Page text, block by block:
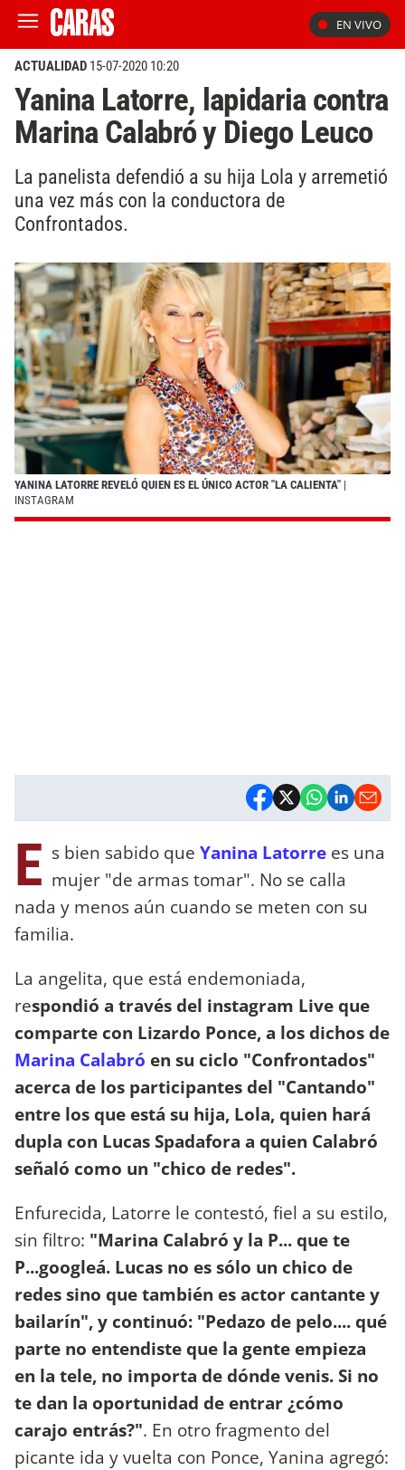
EN VIVO
ACTUALIDAD 15-07-2020 10:20
Yanina Latorre, lapidaria contra
Marina Calabró y Diego Leuco
La panelista defendió a su hija Lola y arremetió
una vez más con la conductora de
Confrontados.
YANINA LATORRE REVELÓ QUIEN ES EL ÚNICO ACTOR "LA CALIENTA" |
INSTAGRAM
E s bien sabido que Yanina Latorre es una
mujer "de armas tomar". No se calla
nada y menos aún cuando se meten con su
familia.
La angelita, que está endemoniada,
respondió a través del instagram Live que
comparte con Lizardo Ponce, a los dichos de
Marina Calabró en su ciclo "Confrontados"
acerca de los participantes del "Cantando"
entre los que está su hija, Lola, quien hará
dupla con Lucas Spadafora a quien Calabró
señaló como un "chico de redes".
Enfurecida, Latorre le contestó, fiel a su estilo,
sin filtro: "Marina Calabró y la P... que te
P...googleá. Lucas no es sólo un chico de
redes sino que también es actor cantante y
bailarín", y continuó: "Pedazo de pelo.... qué
parte no entendiste que la gente empieza
en la tele, no importa de dónde venis. Si no
te dan la oportunidad de entrar ¿cómo
carajo entrás?". En otro fragmento del
picante ida y vuelta con Ponce, Yanina agregó: